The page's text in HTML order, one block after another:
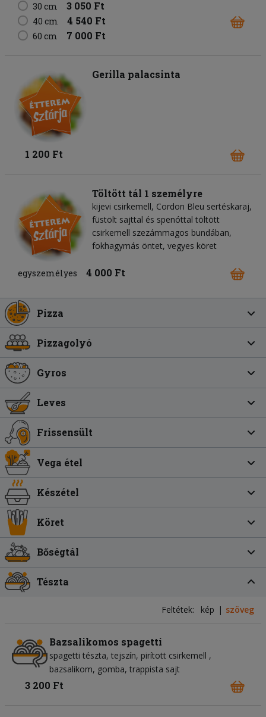
30 cm 3 050 Ft
40 cm 4 540 Ft
60 cm 7 000 Ft
Gerilla palacsinta
1 200 Ft
Töltött tál 1 személyre
kijevi csirkemell, Cordon Bleu sertéskaraj,
füstölt sajttal és spenóttal töltött
csirkemell szezámmagos bundában,
fokhagymás öntet, vegyes köret
egyszemélyes 4 000 Ft
Pizza
Pizzagolyó
Gyros
Leves
Frissensült
Vega étel
Készétel
Köret
Bőségtál
Tészta
Feltétek: kép szöveg
Bazsalikomos spagetti
spagetti tészta tejszín pirított csirkemell
bazsalikom gomba trappista sajt
3 200 Ft